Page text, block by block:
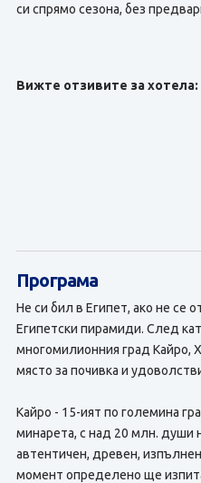
си спрямо сезона, без
Вижте отзивите за хотела:
Програма
Не си бил в Египет, ако не се
Египетски пирамиди. След
многомилионния град Кайро,
място за почивка и
Кайро - 15-ият по големина
минарета, с над 20 млн. души
автентичен, древен,
момент определено ще